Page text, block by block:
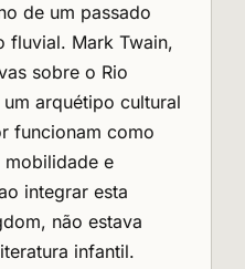
de um passado
fluvial. Mark Twain,
sobre o Rio
arquétipo cultural
funcionam como
e
integrar esta
não estava
infantil.